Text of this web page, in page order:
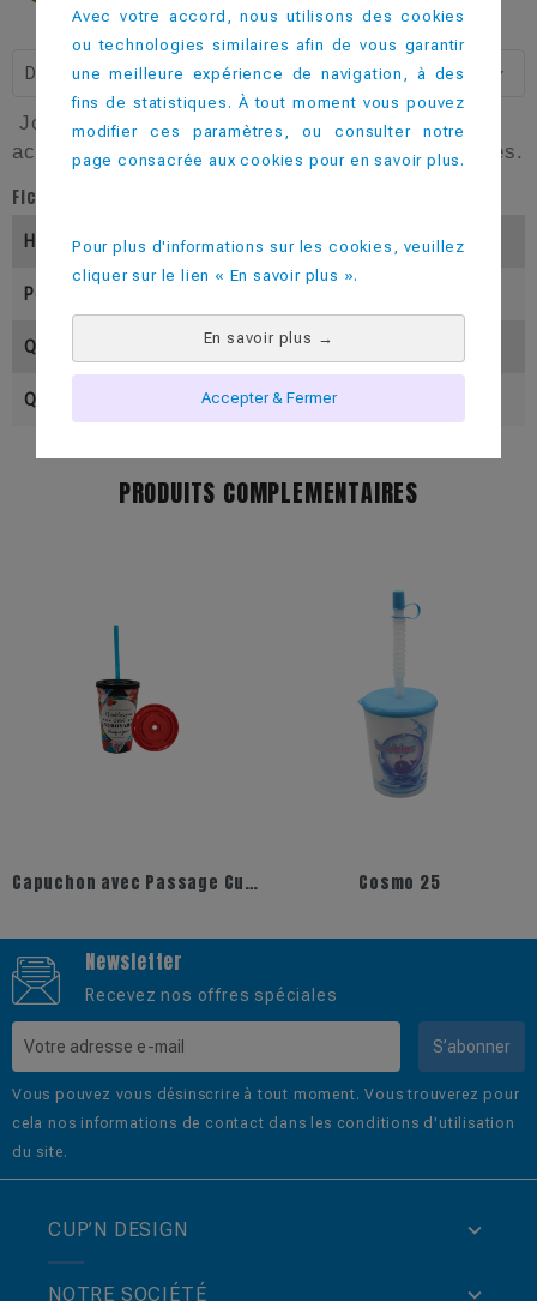
Description
Joli goodies pour les enfants, la boite à gouter
accompagnera les plus jeunes lors de leurs sorties.
Fiche technique
Hauteur (En Mm) 67
Poids (En Gramme)
Quantité Par Colis 50
Quantité Par Palette 1000
PRODUITS COMPLEMENTAIRES
Capuchon avec Passage Cup 30 Cosmo 25
Newsletter
Recevez nos offres spéciales
S’abonner
Vous pouvez vous désinscrire à tout moment. Vous trouverez pour
cela nos informations de contact dans les conditions d'utilisation
du site.
CUP’N DESIGN
NOTRE SOCIÉTÉ
Avec votre accord, nous utilisons des cookies
ou technologies similaires afin de vous garantir
une meilleure expérience de navigation, à des
fins de statistiques. À tout moment vous pouvez
modifier ces paramètres, ou consulter notre
page consacrée aux cookies pour en savoir plus.
Pour plus d'informations sur les cookies, veuillez
cliquer sur le lien « En savoir plus ».
En savoir plus →
Accepter & Fermer